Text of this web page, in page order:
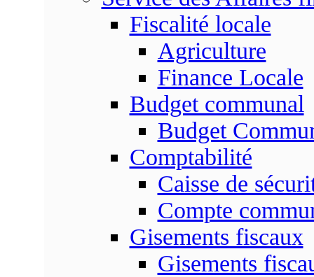
Fiscalité locale
Agriculture
Finance Locale
Budget communal
Budget
Comptabilité
Caisse de
Compte
Gisements fiscaux
Gisements